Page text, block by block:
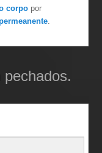
corpo por